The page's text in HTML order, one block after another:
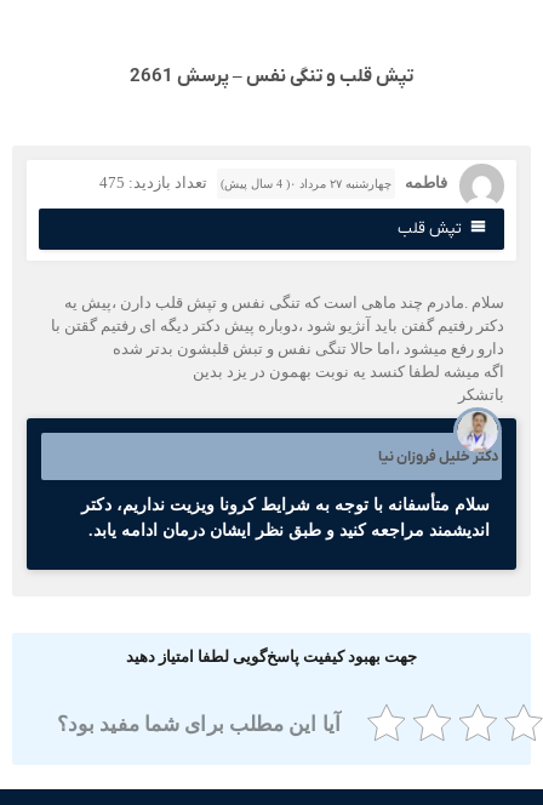
تپش قلب و تنگی نفس – پرسش 2661
فاطمه چهارشنبه ۲۷ مرداد ۰( 4 سال پیش) تعداد بازدید: 475
تپش قلب
.مادرم چند ماهی است که تنگی نفس و تپش قلب دارن ،پیش یه
رفتیم گفتن باید آنژیو شود ،دوباره پیش دکتر دیگه ای رفتیم گقتن با
رفع میشود ،اما حالا تنگی نفس و تبش قلبشون بدتر شده
میشه لطفا کنسد یه نوبت بهمون در یزد بدین
دکتر خلیل فروزان نیا
سلام متأسفانه با توجه به شرایط کرونا ویزیت نداریم، دکتر
اندیشمند مراجعه کنید و طبق نظر ایشان درمان ادامه یابد.
جهت بهبود کیفیت پاسخ‌گویی لطفا امتیاز دهید
آیا این مطلب برای شما مفید بود؟